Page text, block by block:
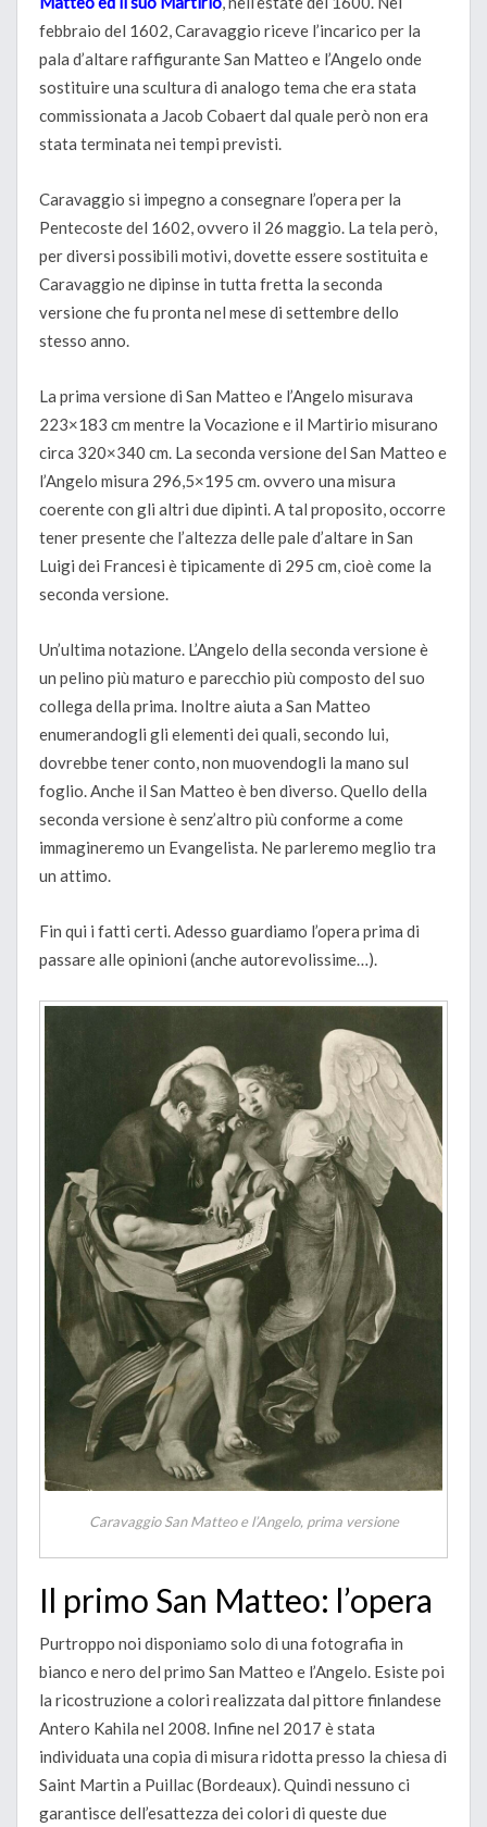
febbraio del 1602, Caravaggio riceve l’incarico per la
pala d’altare raffigurante San Matteo e l’Angelo onde
sostituire una scultura di analogo tema che era stata
commissionata a Jacob Cobaert dal quale però non era
stata terminata nei tempi previsti.
Caravaggio si impegno a consegnare l’opera per la
Pentecoste del 1602, ovvero il 26 maggio. La tela però,
per diversi possibili motivi, dovette essere sostituita e
Caravaggio ne dipinse in tutta fretta la seconda
versione che fu pronta nel mese di settembre dello
stesso anno.
La prima versione di San Matteo e l’Angelo misurava
223×183 cm mentre la Vocazione e il Martirio misurano
circa 320×340 cm. La seconda versione del San Matteo e
l’Angelo misura 296,5×195 cm. ovvero una misura
coerente con gli altri due dipinti. A tal proposito, occorre
tener presente che l’altezza delle pale d’altare in San
Luigi dei Francesi è tipicamente di 295 cm, cioè come la
seconda versione.
Un’ultima notazione. L’Angelo della seconda versione è
un pelino più maturo e parecchio più composto del suo
collega della prima. Inoltre aiuta a San Matteo
enumerandogli gli elementi dei quali, secondo lui,
dovrebbe tener conto, non muovendogli la mano sul
foglio. Anche il San Matteo è ben diverso. Quello della
seconda versione è senz’altro più conforme a come
immagineremo un Evangelista. Ne parleremo meglio tra
un attimo.
Fin qui i fatti certi. Adesso guardiamo l’opera prima di
passare alle opinioni (anche autorevolissime…).
Caravaggio San Matteo e l’Angelo, prima versione
Il primo San Matteo: l’opera
Purtroppo noi disponiamo solo di una fotografia in
bianco e nero del primo San Matteo e l’Angelo. Esiste poi
la ricostruzione a colori realizzata dal pittore finlandese
Antero Kahila nel 2008. Infine nel 2017 è stata
individuata una copia di misura ridotta presso la chiesa di
Saint Martin a Puillac (Bordeaux). Quindi nessuno ci
garantisce dell’esattezza dei colori di queste due